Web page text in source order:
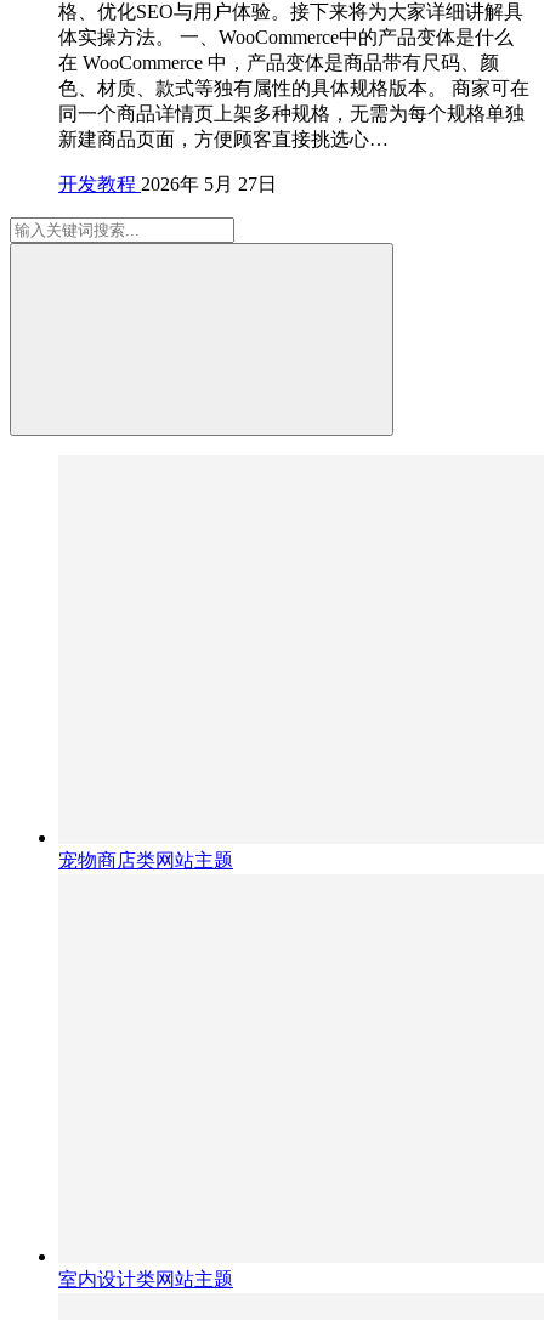
格、优化SEO与用户体验。接下来将为大家详细讲解具
体实操方法。 一、WooCommerce中的产品变体是什么
在 WooCommerce 中，产品变体是商品带有尺码、颜
色、材质、款式等独有属性的具体规格版本。 商家可在
同一个商品详情页上架多种规格，无需为每个规格单独
新建商品页面，方便顾客直接挑选心…
开发教程 2026年 5月 27日
宠物商店类网站主题
室内设计类网站主题